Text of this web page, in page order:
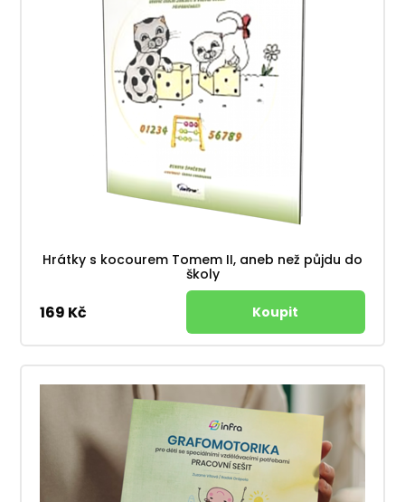
Hrátky s kocourem Tomem II, aneb než půjdu do
školy
169 Kč